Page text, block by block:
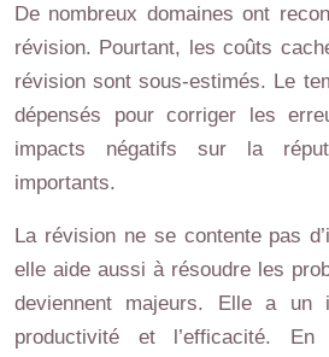
De nombreux domaines ont
révision. Pourtant, les coûts
révision sont sous-estimés. Le
dépensés pour corriger les
impacts négatifs sur la
importants.
La révision ne se contente pas
elle aide aussi à résoudre les
deviennent majeurs. Elle a un
productivité et l’efficacité.